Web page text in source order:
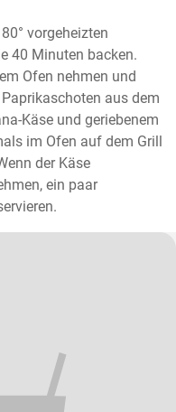
vorgeheizten
40 Minuten backen.
Ofen nehmen und
aus dem
Käse und geriebenem
im Ofen auf dem Grill
der Käse
ein paar